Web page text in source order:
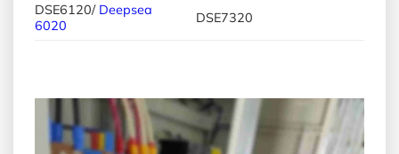
DSE6120/ Deepsea
6020
DSE7320